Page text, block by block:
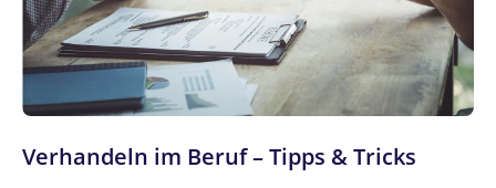
Verhandeln im Beruf – Tipps & Tricks